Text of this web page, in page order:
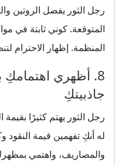
رجل الثور يفضل الروتين
المتوقعة. كوني ثابتة في
المنظمة. إظهار الاحترام
8. أظهري اهتمامكِ
جاذبيتكِ
رجل الثور يهتم كثيرًا
له أنكِ تفهمين قيمة النقود
والمصاريف، واهتمي